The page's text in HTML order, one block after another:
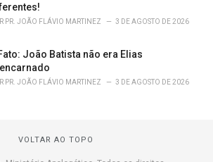
PR. JOÃO FLÁVIO MARTINEZ 3 DE AGOSTO DE 2026
João Batista não era Elias
PR. JOÃO FLÁVIO MARTINEZ 3 DE AGOSTO DE 2026
VOLTAR AO TOPO